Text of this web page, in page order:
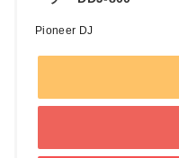
Pioneer DJ